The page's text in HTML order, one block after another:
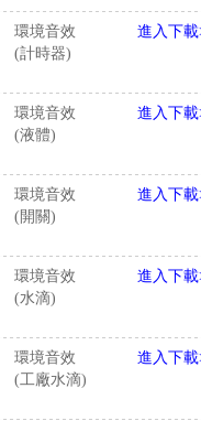
環境音效
(計時器)
進入下載
環境音效
(液體)
進入下載
環境音效
(開關)
進入下載
環境音效
(水滴)
進入下載
環境音效
(工廠水滴)
進入下載